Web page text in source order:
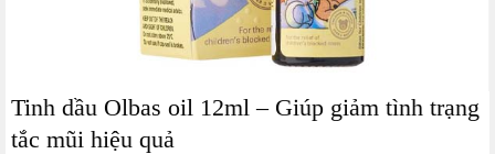
Tinh dầu Olbas oil 12ml – Giúp giảm tình trạng
tắc mũi hiệu quả